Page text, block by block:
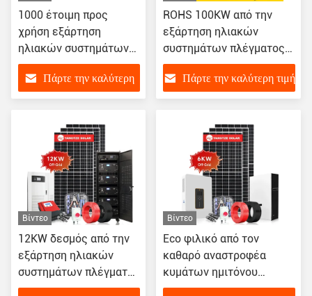
1000 έτοιμη προς
χρήση εξάρτηση
ηλιακών συστημάτων
Watt 1kw στο σύστημα
εγχώριας ενέργειας
πλέγματος
Πάρτε την καλύτερη
ROHS 100KW από την
εξάρτηση ηλιακών
συστημάτων πλέγματος
για το εμπορικό σπίτι
Πάρτε την καλύτερη τιμή
Βίντεο
12KW δεσμός από την
εξάρτηση ηλιακών
συστημάτων πλέγματος
με το μονο ηλιακό
Βίντεο
Eco φιλικό από τον
καθαρό αναστροφέα
κυμάτων ημιτόνου
συστημάτων εξαρτήσεων